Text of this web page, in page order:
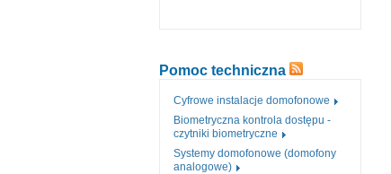
Pomoc techniczna
Cyfrowe instalacje domofonowe
Biometryczna kontrola dostępu -
czytniki biometryczne
Systemy domofonowe (domofony
analogowe)